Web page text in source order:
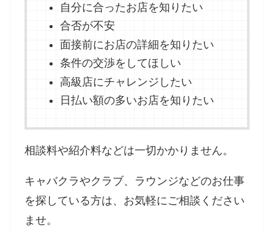
自分に合ったお店を知りたい
合否が不安
面接前にお店の詳細を知りたい
条件の交渉をしてほしい
高級店にチャレンジしたい
日払い額の多いお店を知りたい
相談料や紹介料などは一切かかりません。
キャバクラやクラブ、ラウンジなどのお仕事
を探している方は、お気軽にご相談ください
ませ。